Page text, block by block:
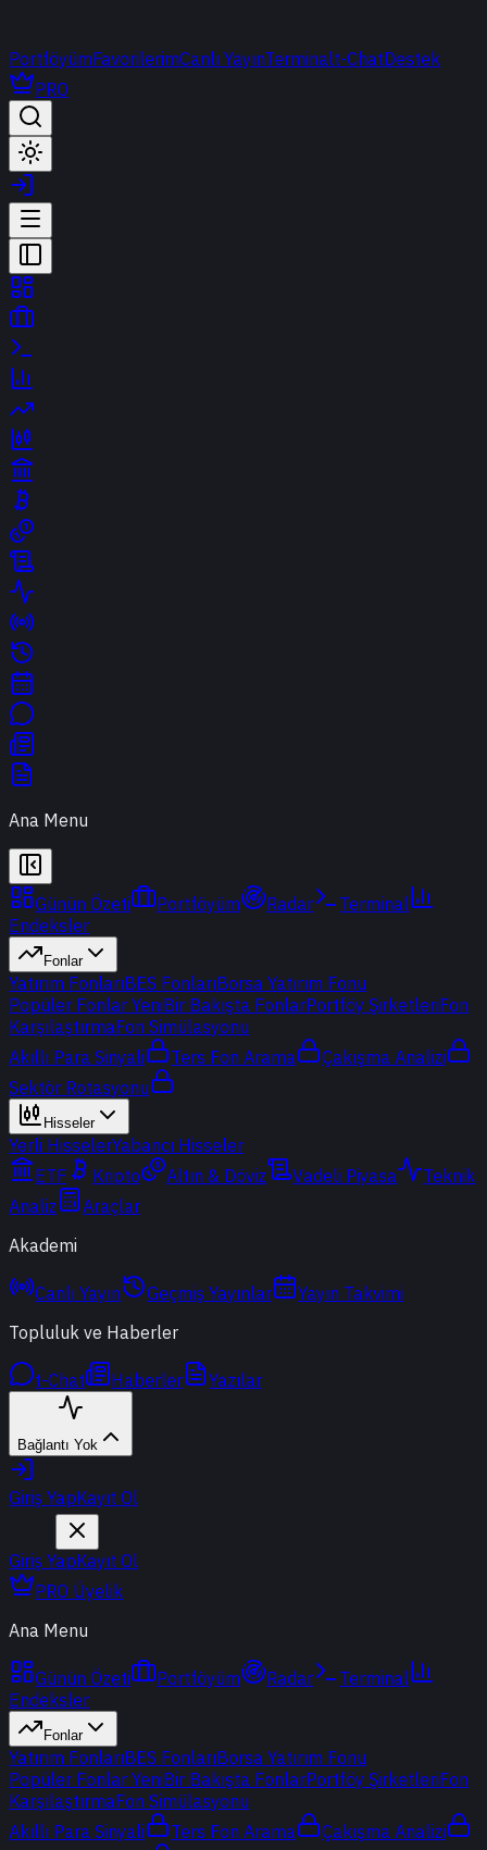
PortföyümFavorilerimCanlı YayınTerminalt-ChatDestek
PRO
Ana Menu
Günün Özeti Portföyüm Radar
Terminal
Endeksler
Fonlar
Yatırım FonlarıBES FonlarıBorsa Yatırım Fonu
Popüler Fonlar YeniBir Bakışta FonlarPortföy ŞirketleriFon
KarşılaştırmaFon Simülasyonu
Akıllı Para Sinyali
Ters Fon Arama
Çakışma Analizi
Sektör Rotasyonu
Hisseler
Yerli HisselerYabancı Hisseler
ETF
Kripto Altın & Döviz Vadeli Piyasa
Teknik
Analiz
Araçlar
Akademi
Canlı Yayın Geçmiş Yayınlar
Yayın Takvimi
Topluluk ve Haberler
t-Chat Haberler Yazılar
Bağlantı Yok
Giriş YapKayıt Ol
Giriş YapKayıt Ol
PRO Üyelik
Ana Menu
Günün Özeti Portföyüm Radar
Terminal
Endeksler
Fonlar
Yatırım FonlarıBES FonlarıBorsa Yatırım Fonu
Popüler Fonlar YeniBir Bakışta FonlarPortföy ŞirketleriFon
KarşılaştırmaFon Simülasyonu
Akıllı Para Sinyali
Ters Fon Arama
Çakışma Analizi